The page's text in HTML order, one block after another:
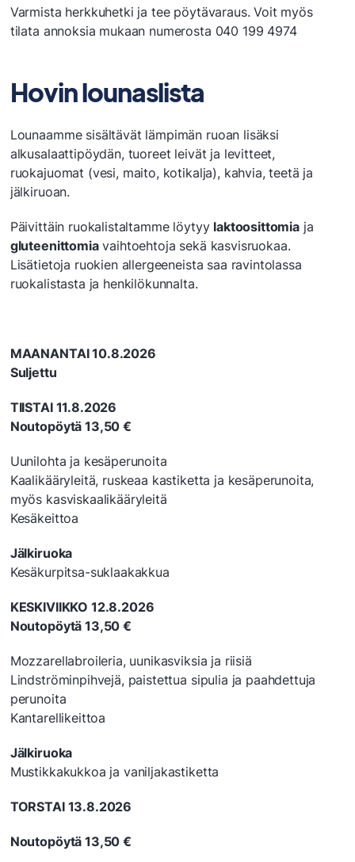
Sataedu Salongit
Suutari Takatikki
Valokuvauksen opiskelijatyöt
Varmista herkkuhetki ja tee pöytävaraus. Voit myös
tilata annoksia mukaan numerosta 040 199 4974
Hovin lounaslista
Lounaamme sisältävät lämpimän ruoan lisäksi
alkusalaattipöydän, tuoreet leivät ja levitteet,
ruokajuomat (vesi, maito, kotikalja), kahvia, teetä ja
jälkiruoan.
Päivittäin ruokalistaltamme löytyy laktoosittomiaja
gluteenittomiavaihtoehtoja sekä kasvisruokaa.
Lisätietoja ruokien allergeeneista saa ravintolassa
ruokalistasta ja henkilökunnalta.
MAANANTAI 10.8.2026
Suljettu
TIISTAI 11.8.2026
Noutopöytä 13,50 €
Uunilohta ja kesäperunoita
Kaalikääryleitä, ruskeaa kastiketta ja kesäperunoita,
myös kasviskaalikääryleitä
Kesäkeittoa
Jälkiruoka
Kesäkurpitsa-suklaakakkua
KESKIVIIKKO 12.8.2026
Noutopöytä 13,50 €
Mozzarellabroileria, uunikasviksia ja riisiä
Lindströminpihvejä, paistettua sipulia ja paahdettuja
perunoita
Kantarellikeittoa
Jälkiruoka
Mustikkakukkoa ja vaniljakastiketta
TORSTAI 13.8.2026
Noutopöytä 13,50 €